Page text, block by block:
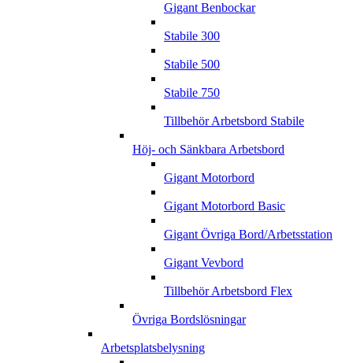
Gigant Benbockar
Stabile 300
Stabile 500
Stabile 750
Tillbehör Arbetsbord Stabile
Höj- och Sänkbara Arbetsbord
Gigant Motorbord
Gigant Motorbord Basic
Gigant Övriga Bord/Arbetsstation
Gigant Vevbord
Tillbehör Arbetsbord Flex
Övriga Bordslösningar
Arbetsplatsbelysning